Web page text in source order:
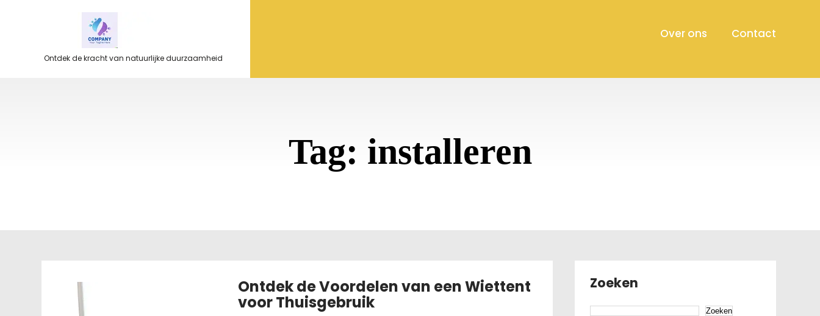
Ontdek de kracht van natuurlijke duurzaamheid
Over ons Contact
Tag: installeren
Ontdek de Voordelen van een Wiettent
voor Thuisgebruik
Zoeken
Zoeken